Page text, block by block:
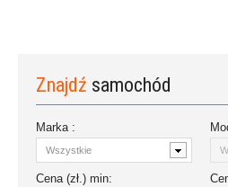
Znajdź samochód
Marka :
Cena (zł.) min: